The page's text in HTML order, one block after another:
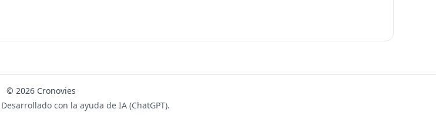
© 2026 Cronovies
con la ayuda de IA (ChatGPT).